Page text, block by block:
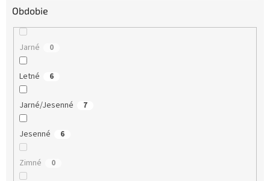
Obdobie
Jarné 0
Letné 6
Jarné/Jesenné 7
Jesenné 6
Zimné 0